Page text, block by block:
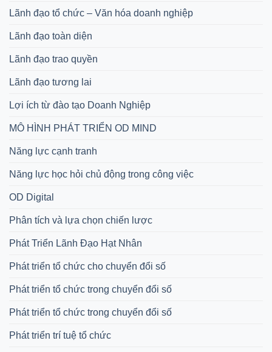
Lãnh đạo tổ chức – Văn hóa doanh nghiệp
Lãnh đạo toàn diện
Lãnh đạo trao quyền
Lãnh đạo tương lai
Lợi ích từ đào tạo Doanh Nghiệp
MÔ HÌNH PHÁT TRIỂN OD MIND
Năng lực cạnh tranh
Năng lực học hỏi chủ động trong công việc
OD Digital
Phân tích và lựa chọn chiến lược
Phát Triển Lãnh Đạo Hạt Nhân
Phát triển tổ chức cho chuyển đổi số
Phát triển tổ chức trong chuyển đổi số
Phát triển tổ chức trong chuyển đổi số
Phát triển trí tuệ tổ chức